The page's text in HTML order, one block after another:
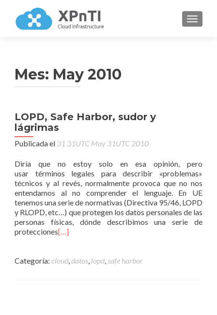
Mes: May 2010
LOPD, Safe Harbor, sudor y
lágrimas
Publicada el 31 31UTC May 31UTC 2010
Diría que no estoy solo en esa opinión, pero
usar términos legales para describir «problemas»
técnicos y al revés, normalmente provoca que no nos
entendamos al no comprender el lenguaje. En UE
tenemos una serie de normativas (Directiva 95/46, LOPD
y RLOPD, etc…) que protegen los datos personales de las
personas físicas, dónde describimos una serie de
protecciones[…]
Categoría: cloud,datos, lopd,safe harbor